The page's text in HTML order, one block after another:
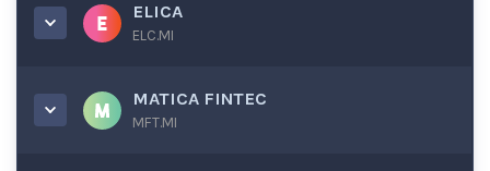
ELICA
ELC.MI
MATICA FINTEC
MFT.MI